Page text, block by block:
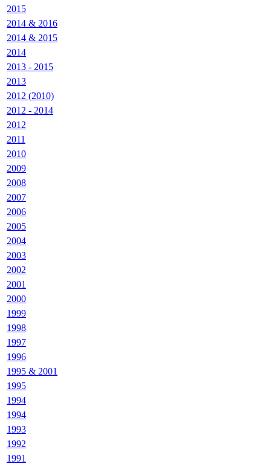
2015
2014 & 2016
2014 & 2015
2014
2013 - 2015
2013
2012 (2010)
2012 - 2014
2012
2011
2010
2009
2008
2007
2006
2005
2004
2003
2002
2001
2000
1999
1998
1997
1996
1995 & 2001
1995
1994
1994
1993
1992
1991